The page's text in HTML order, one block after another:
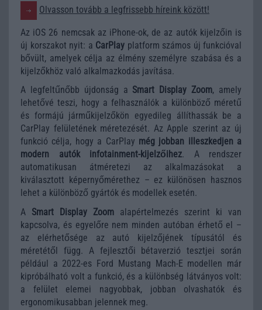
Olvasson tovább a legfrissebb híreink között!
Az iOS 26 nemcsak az iPhone-ok, de az autók kijelzőin is
új korszakot nyit: a CarPlay platform számos új funkcióval
bővült, amelyek célja az élmény személyre szabása és a
kijelzőkhöz való alkalmazkodás javítása.
A legfeltűnőbb újdonság a Smart Display Zoom, amely
lehetővé teszi, hogy a felhasználók a különböző méretű
és formájú járműkijelzőkön egyedileg állíthassák be a
CarPlay felületének méretezését. Az Apple szerint az új
funkció célja, hogy a CarPlay még jobban illeszkedjen a
modern autók infotainment-kijelzőihez. A rendszer
automatikusan átméretezi az alkalmazásokat a
kiválasztott képernyőmérethez – ez különösen hasznos
lehet a különböző gyártók és modellek esetén.
A Smart Display Zoom alapértelmezés szerint ki van
kapcsolva, és egyelőre nem minden autóban érhető el –
az elérhetősége az autó kijelzőjének típusától és
méretétől függ. A fejlesztői bétaverzió tesztjei során
például a 2022-es Ford Mustang Mach-E modellen már
kipróbálható volt a funkció, és a különbség látványos volt:
a felület elemei nagyobbak, jobban olvashatók és
ergonomikusabban jelennek meg.